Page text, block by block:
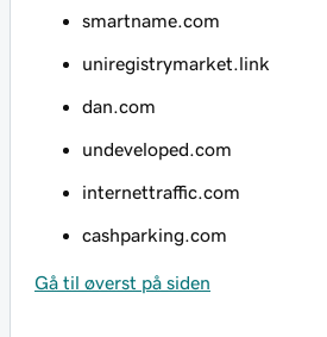
smartname.com
uniregistrymarket.link
dan.com
undeveloped.com
internettraffic.com
cashparking.com
Gå til øverst på siden